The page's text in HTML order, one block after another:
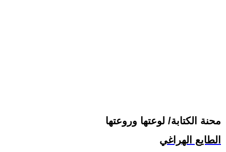
محنة الكتابة/ لوعتها وروعتها
الطايع الهراغي